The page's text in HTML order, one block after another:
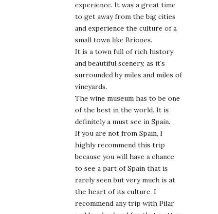
experience. It was a great time
to get away from the big cities
and experience the culture of a
small town like Briones.
It is a town full of rich history
and beautiful scenery, as it's
surrounded by miles and miles of
vineyards.
The wine museum has to be one
of the best in the world. It is
definitely a must see in Spain.
If you are not from Spain, I
highly recommend this trip
because you will have a chance
to see a part of Spain that is
rarely seen but very much is at
the heart of its culture. I
recommend any trip with Pilar